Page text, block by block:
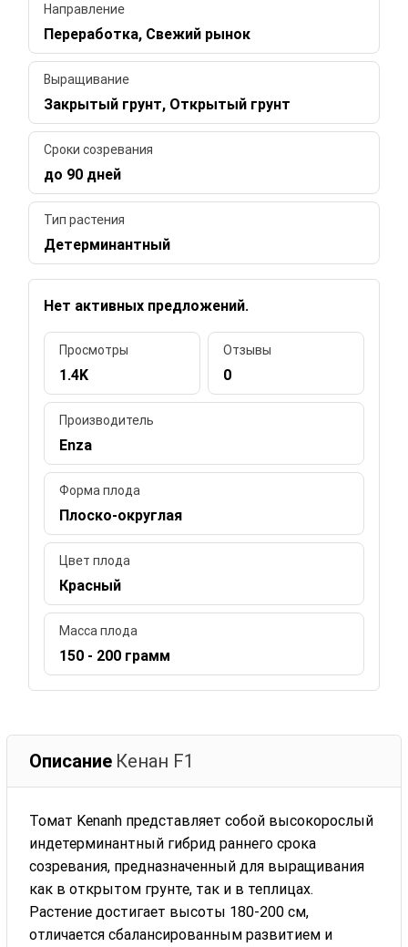
Направление
Переработка, Свежий рынок
Выращивание
Закрытый грунт, Открытый грунт
Сроки созревания
до 90 дней
Тип растения
Детерминантный
Нет активных предложений.
Просмотры
1.4K
Отзывы
0
Производитель
Enza
Форма плода
Плоско-округлая
Цвет плода
Красный
Масса плода
150 - 200 грамм
Описание Кенан F1
Томат Kenanh представляет собой высокорослый
индетерминантный гибрид раннего срока
созревания, предназначенный для выращивания
как в открытом грунте, так и в теплицах.
Растение достигает высоты 180-200 см,
отличается сбалансированным развитием и